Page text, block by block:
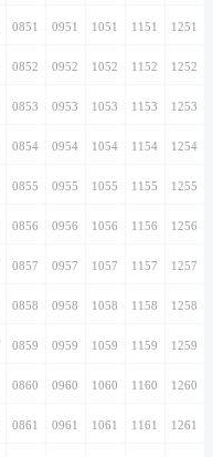
0851 0951 1051 1151 1251
0852 0952 1052 1152 1252
0853 0953 1053 1153 1253
0854 0954 1054 1154 1254
0855 0955 1055 1155 1255
0856 0956 1056 1156 1256
0857 0957 1057 1157 1257
0858 0958 1058 1158 1258
0859 0959 1059 1159 1259
0860 0960 1060 1160 1260
0861 0961 1061 1161 1261